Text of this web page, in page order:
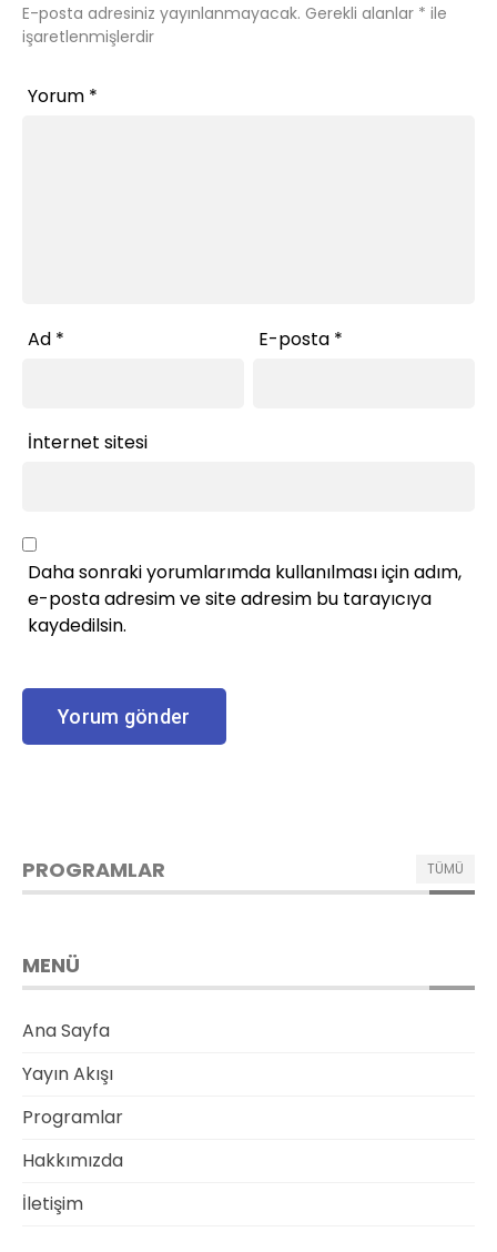
E-posta adresiniz yayınlanmayacak. Gerekli alanlar * ile
işaretlenmişlerdir
Yorum *
Ad * E-posta *
İnternet sitesi
Daha sonraki yorumlarımda kullanılması için adım,
e-posta adresim ve site adresim bu tarayıcıya
kaydedilsin.
PROGRAMLAR TÜMÜ
MENÜ
Ana Sayfa
Yayın Akışı
Programlar
Hakkımızda
İletişim